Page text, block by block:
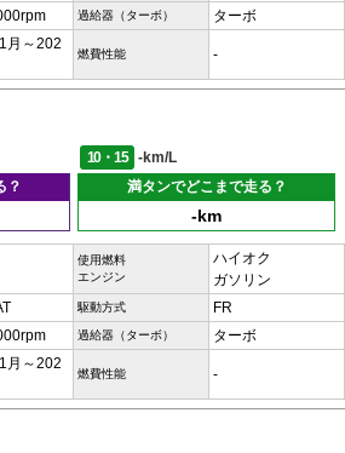
過給器（ターボ） ターボ
月～202
燃費性能 -
10・15
-km/L
？
満タンでどこまで走る？
-km
使用燃料
エンジン
ハイオク
ガソリン
駆動方式 FR
過給器（ターボ） ターボ
月～202
燃費性能 -